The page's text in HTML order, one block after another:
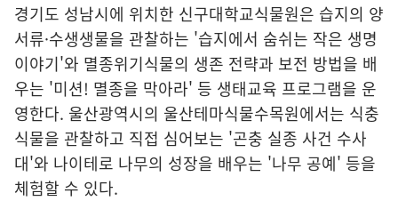
경기도 성남시에 위치한 신구대학교식물원은 습지의 양
서류·수생생물을 관찰하는 '습지에서 숨쉬는 작은 생명
이야기'와 멸종위기식물의 생존 전략과 보전 방법을 배
우는 '미션! 멸종을 막아라' 등 생태교육 프로그램을 운
영한다. 울산광역시의 울산테마식물수목원에서는 식충
식물을 관찰하고 직접 심어보는 '곤충 실종 사건 수사
대'와 나이테로 나무의 성장을 배우는 '나무 공예' 등을
체험할 수 있다.